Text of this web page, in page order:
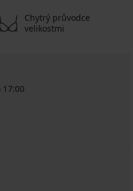
Chytrý průvodce
velikostmi